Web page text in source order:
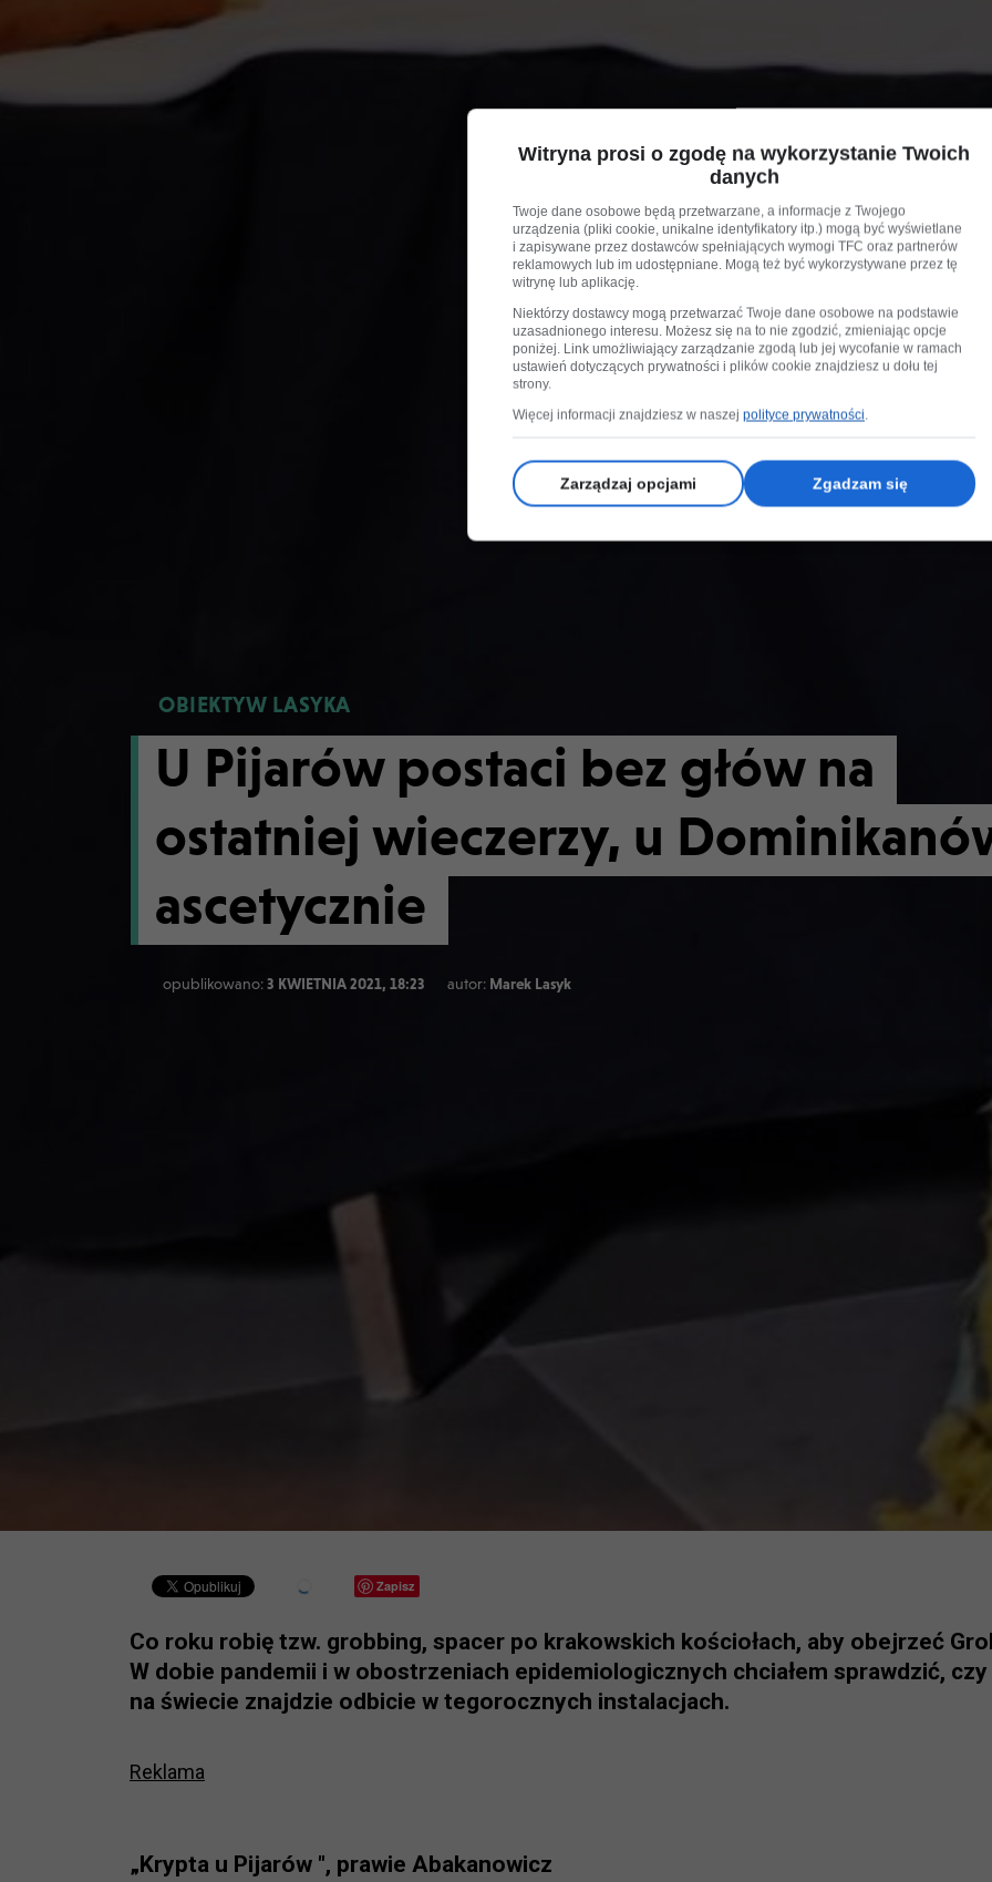
OBIEKTYW LASYKA
U Pijarów postaci bez głów na
ostatniej wieczerzy, u
ascetycznie
opublikowano:3 KWIETNIA 2021, 18:23 autor: Marek Lasyk
Zapisz
Co roku robię tzw. grobbing, spacer po krakowskich kościołach, aby obejrzeć
W dobie pandemii i w obostrzeniach epidemiologicznych chciałem sprawdzić,
na świecie znajdzie odbicie w tegorocznych instalacjach.
Reklama
„Krypta u Pijarów ", prawie Abakanowicz
Witryna prosi o zgodę na wykorzystanie Twoich
danych
Twoje dane osobowe będą przetwarzane, a informacje z Twojego
urządzenia (pliki cookie, unikalne identyfikatory itp.) mogą być wyświetlane
i zapisywane przez dostawców spełniających wymogi TFC oraz partnerów
reklamowych lub im udostępniane. Mogą też być wykorzystywane przez tę
witrynę lub aplikację.
Niektórzy dostawcy mogą przetwarzać Twoje dane osobowe na podstawie
uzasadnionego interesu. Możesz się na to nie zgodzić, zmieniając opcje
poniżej. Link umożliwiający zarządzanie zgodą lub jej wycofanie w ramach
ustawień dotyczących prywatności i plików cookie znajdziesz u dołu tej
strony.
Więcej informacji znajdziesz w naszej polityce prywatności.
Zarządzaj opcjami Zgadzam się